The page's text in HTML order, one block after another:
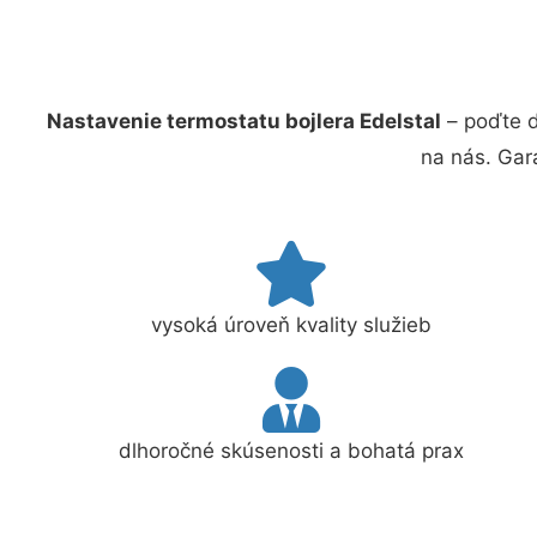
Nastavenie termostatu bojlera Edelstal – poďte
na nás.
vysoká úroveň kvality služieb
dlhoročné skúsenosti a bohatá prax